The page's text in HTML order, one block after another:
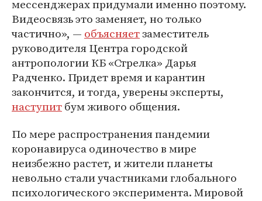
мессенджерах придумали именно поэтому.
Видеосвязь это заменяет, но только
частично», — объясняетзаместитель
руководителя Центра городской
антропологии КБ «Стрелка» Дарья
Радченко. Придет время и карантин
закончится, и тогда, уверены эксперты,
наступитбум живого общения.
По мере распространения пандемии
коронавируса одиночество в мире
неизбежно растет, и жители планеты
невольно стали участниками глобального
психологического эксперимента. Мировой